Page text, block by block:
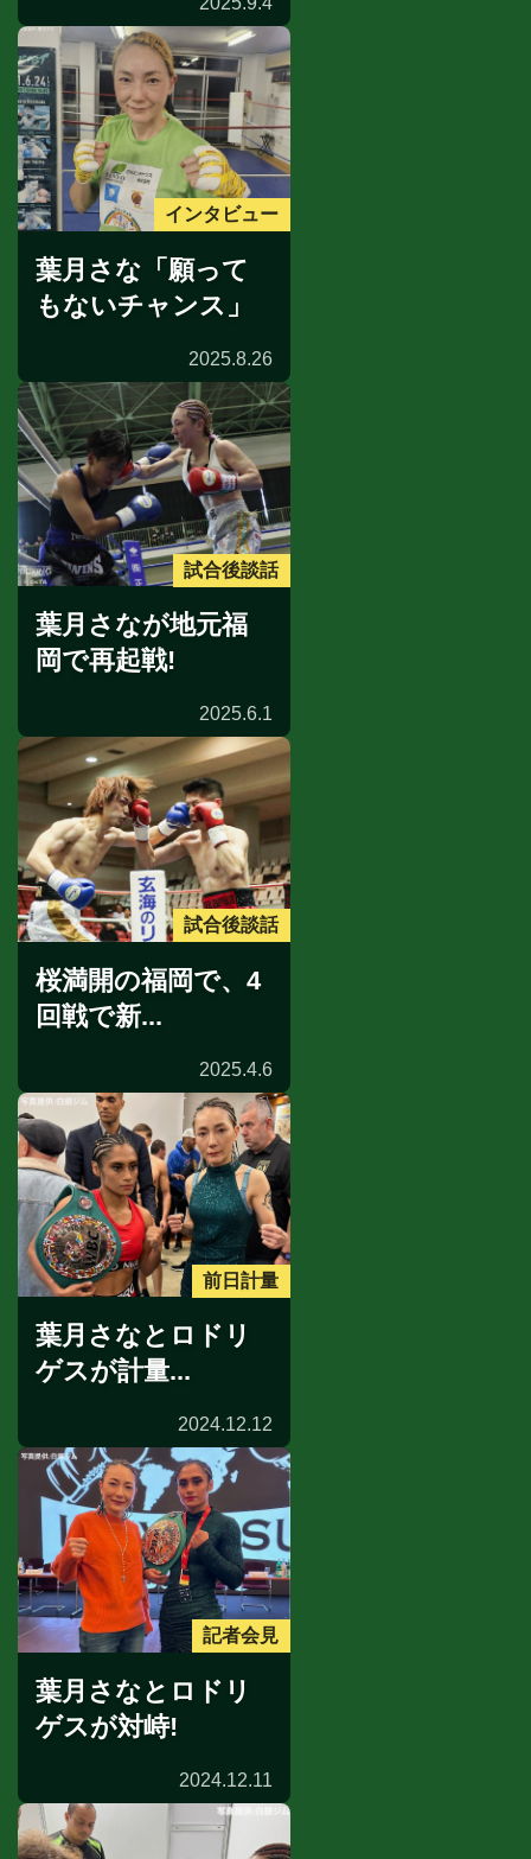
インタビュー
葉月さな「願って
もないチャンス」
2025.8.26
試合後談話
葉月さなが地元福
岡で再起戦!
2025.6.1
試合後談話
桜満開の福岡で、4
回戦で新...
2025.4.6
前日計量
葉月さなとロドリ
ゲスが計量...
2024.12.12
記者会見
葉月さなとロドリ
ゲスが対峙!
2024.12.11